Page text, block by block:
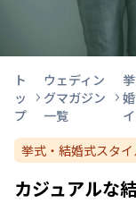
ト
ッ
プ
ウェディン
グマガジン
一覧
挙式・結婚式スタ
カジュアルな